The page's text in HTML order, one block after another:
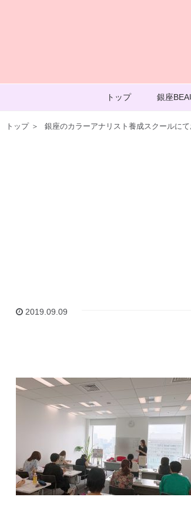
トップ 銀座
トップ＞ 銀座のカラーアナリスト養成スクールに
2019.09.09